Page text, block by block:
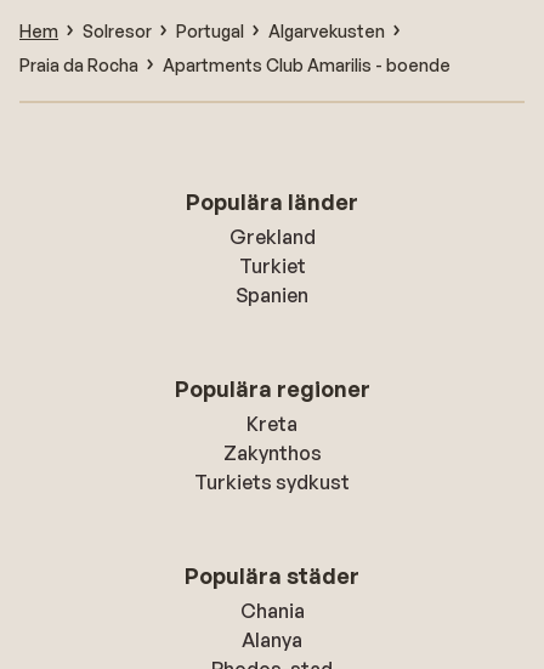
Hem Solresor Portugal
Algarvekusten
Praia da Rocha
Apartments Club Amarilis - boende
Populära länder
Grekland
Turkiet
Spanien
Populära regioner
Kreta
Zakynthos
Turkiets sydkust
Populära städer
Chania
Alanya